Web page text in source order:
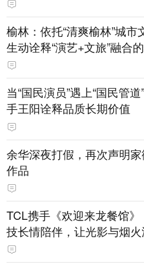
榆林：依托“清爽榆林”城市
生动诠释“演艺+文旅”融合
应
当“国民演员”遇上“国民管
手王阳诠释品质长期价值
余华深夜打假，再次声明
作品
TCL携手《欢迎来龙餐馆
技长情陪伴，让光影与烟
活